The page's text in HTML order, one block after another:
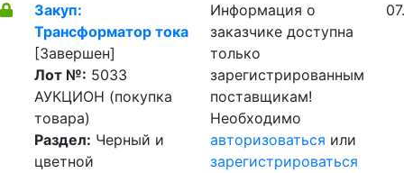
Закуп:
Трансформатор тока
[Завершен]
Лот №: 5033
АУКЦИОН (покупка
товара)
Раздел: Черный и
цветной
Информация о
заказчике доступна
только
зарегистрированным
поставщикам!
Необходимо
авторизоваться или
зарегистрироваться